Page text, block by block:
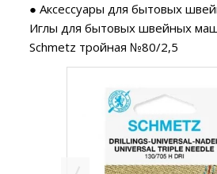
● Аксессуары для бытовых
Иглы для бытовых швейных
Schmetz тройная №80/2,5